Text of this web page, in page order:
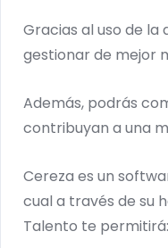
Gracias al uso de
gestionar de mejor
Además, podrás
contribuyan a una
Cereza es un
cual a través de su
Talento te permitirá: